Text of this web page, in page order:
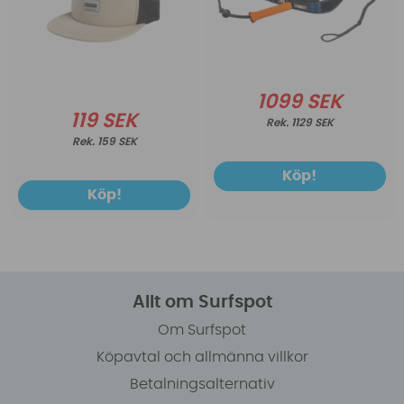
119 SEK
159 SEK
Köp!
1099 SEK
1129 SEK
Köp!
Allt om Surfspot
Om Surfspot
Köpavtal och allmänna villkor
Betalningsalternativ